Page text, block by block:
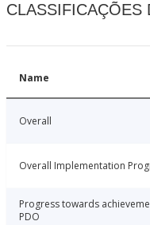
CLASSIFICAÇÕES
Name
Overall
Overall Implementation
Progress towards
PDO